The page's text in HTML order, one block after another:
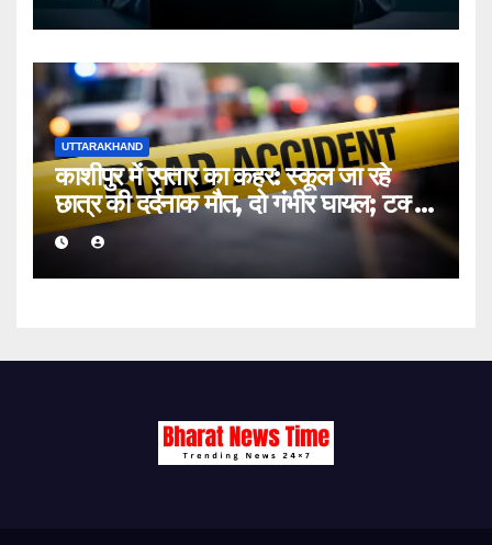
UTTARAKHAND
काशीपुर में रफ्तार का कहर: स्कूल जा रहे
छात्र की दर्दनाक मौत, दो गंभीर घायल; टक्कर
मारकर चालक फरार